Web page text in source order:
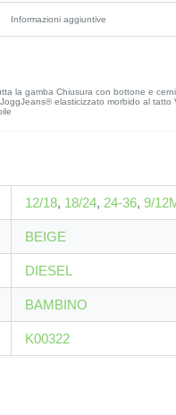
Informazioni aggiuntive
la gamba Chiusura con bottone e
elasticizzato morbido al tatto
12/18, 18/24, 24-36, 9/
BEIGE
DIESEL
BAMBINO
K00322